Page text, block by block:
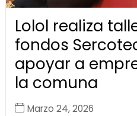
Lolol realiza
fondos
apoyar a
la comuna
Marzo 24, 2026